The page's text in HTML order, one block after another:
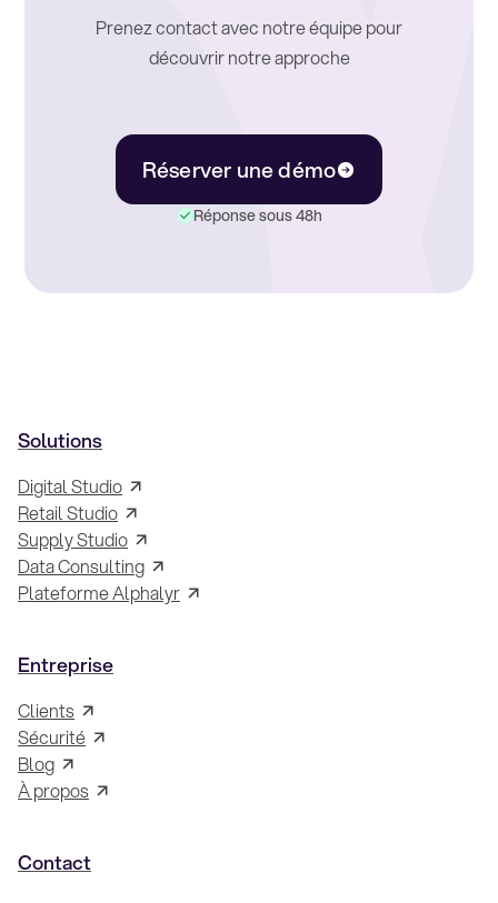
Prenez contact avec notre équipe pour
découvrir notre approche
Réserver une démo
Réponse sous 48h
Solutions
Digital Studio
Retail Studio
Supply Studio
Data Consulting
Plateforme Alphalyr
Entreprise
Clients
Sécurité
Blog
À propos
Contact